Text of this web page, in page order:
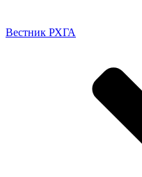
Вестник РХГА